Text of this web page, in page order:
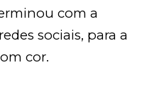
com a
sociais, para a
cor.